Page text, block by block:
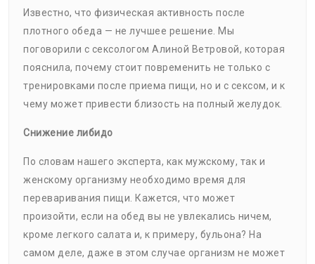
Известно, что физическая активность после
плотного обеда — не лучшее решение. Мы
поговорили с сексологом Алиной Ветровой, которая
пояснила, почему стоит повременить не только с
тренировками после приема пищи, но и с сексом, и к
чему может привести близость на полный желудок.
Снижение либидо
По словам нашего эксперта, как мужскому, так и
женскому организму необходимо время для
переваривания пищи. Кажется, что может
произойти, если на обед вы не увлекались ничем,
кроме легкого салата и, к примеру, бульона? На
самом деле, даже в этом случае организм не может